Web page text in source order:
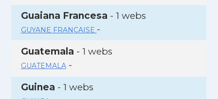
Guaiana Francesa - 1 webs
GUYANE FRANÇAISE -
Guatemala - 1 webs
GUATEMALA-
Guinea - 1 webs